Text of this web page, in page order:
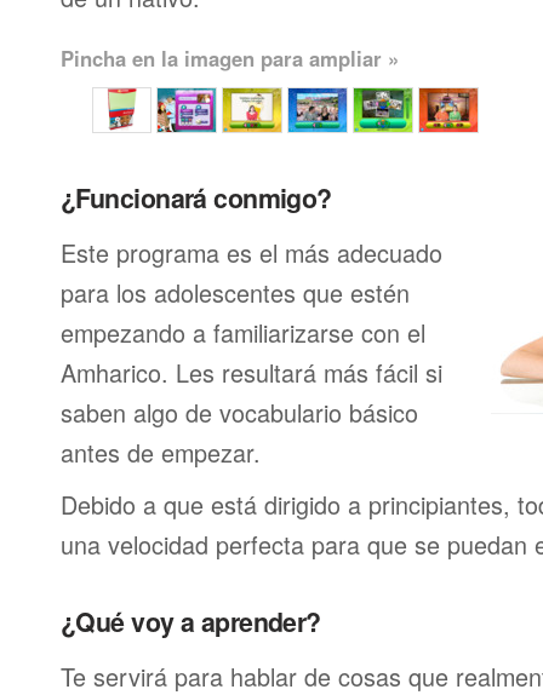
Pincha en la imagen para ampliar »
¿Funcionará conmigo?
Este programa es el más adecuado
para los adolescentes que estén
empezando a familiarizarse con el
Amharico. Les resultará más fácil si
saben algo de vocabulario básico
antes de empezar.
Debido a que está dirigido a principiantes,
una velocidad perfecta para que se puedan
¿Qué voy a aprender?
Te servirá para hablar de cosas que